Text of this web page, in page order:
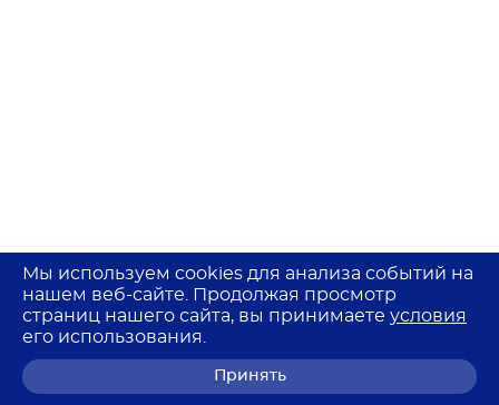
Мы используем cookies для анализа событий на
нашем веб-сайте. Продолжая просмотр
страниц нашего сайта, вы принимаете условия
его использования.
Принять